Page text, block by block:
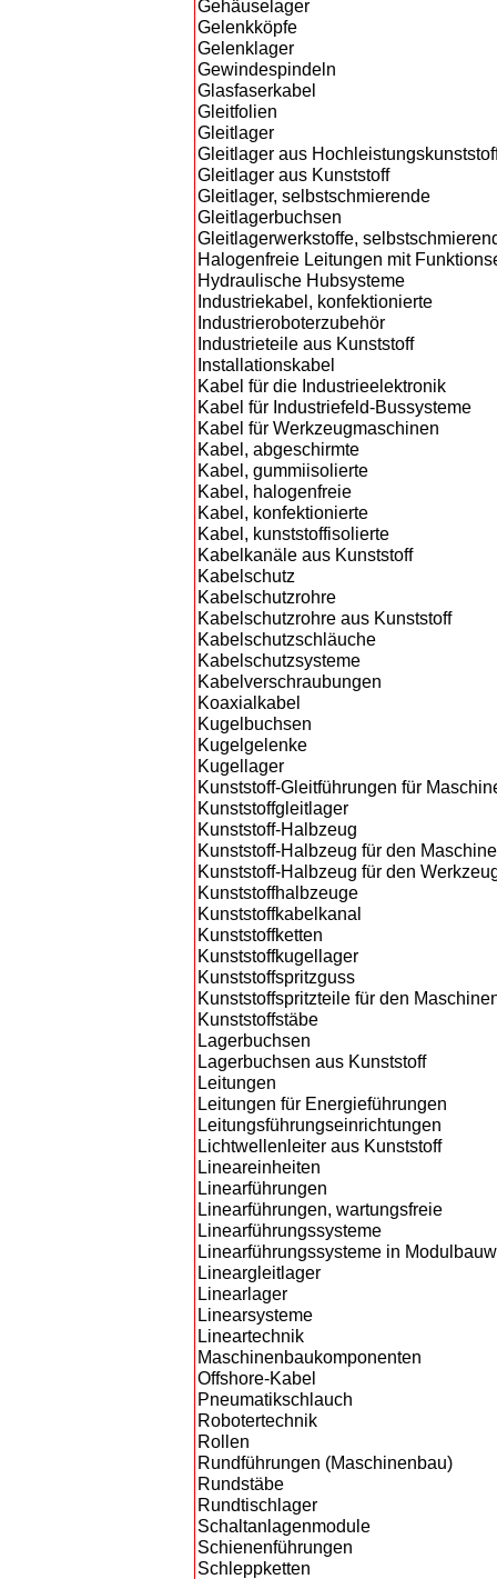
Gehäuselager
Gelenkköpfe
Gelenklager
Gewindespindeln
Glasfaserkabel
Gleitfolien
Gleitlager
Gleitlager aus
Gleitlager aus Kunststoff
Gleitlager, selbstschmierende
Gleitlagerbuchsen
Gleitlagerwerkstoffe,
Halogenfreie Leitungen mit
Hydraulische Hubsysteme
Industriekabel, konfektionierte
Industrieroboterzubehör
Industrieteile aus Kunststoff
Installationskabel
Kabel für die Industrieelektronik
Kabel für Industriefeld-Bussysteme
Kabel für Werkzeugmaschinen
Kabel, abgeschirmte
Kabel, gummiisolierte
Kabel, halogenfreie
Kabel, konfektionierte
Kabel, kunststoffisolierte
Kabelkanäle aus Kunststoff
Kabelschutz
Kabelschutzrohre
Kabelschutzrohre aus Kunststoff
Kabelschutzschläuche
Kabelschutzsysteme
Kabelverschraubungen
Koaxialkabel
Kugelbuchsen
Kugelgelenke
Kugellager
Kunststoff-Gleitführungen für
Kunststoffgleitlager
Kunststoff-Halbzeug
Kunststoff-Halbzeug für den
Kunststoff-Halbzeug für den
Kunststoffhalbzeuge
Kunststoffkabelkanal
Kunststoffketten
Kunststoffkugellager
Kunststoffspritzguss
Kunststoffspritzteile für den
Kunststoffstäbe
Lagerbuchsen
Lagerbuchsen aus Kunststoff
Leitungen
Leitungen für Energieführungen
Leitungsführungseinrichtungen
Lichtwellenleiter aus Kunststoff
Lineareinheiten
Linearführungen
Linearführungen, wartungsfreie
Linearführungssysteme
Linearführungssysteme in
Lineargleitlager
Linearlager
Linearsysteme
Lineartechnik
Maschinenbaukomponenten
Offshore-Kabel
Pneumatikschlauch
Robotertechnik
Rollen
Rundführungen (Maschinenbau)
Rundstäbe
Rundtischlager
Schaltanlagenmodule
Schienenführungen
Schleppketten